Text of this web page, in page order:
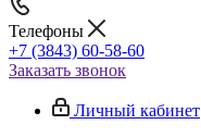
Телефоны
+7 (3843) 60-58-60
Заказать звонок
Личный кабинет